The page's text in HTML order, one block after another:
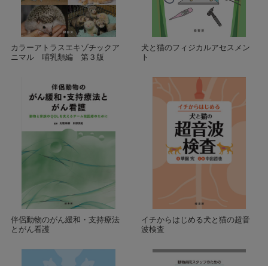
カラーアトラスエキゾチックア
ニマル 哺乳類編 第３版
犬と猫のフィジカルアセスメン
ト
伴侶動物のがん緩和・支持療法
とがん看護
イチからはじめる犬と猫の超音
波検査